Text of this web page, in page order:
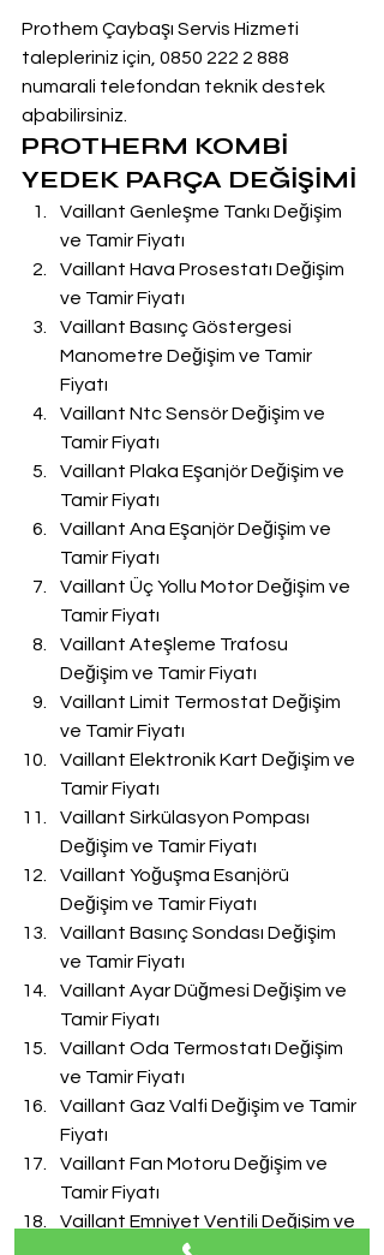
Prothem Çaybaşı Servis Hizmeti
talepleriniz için, 0850 222 2 888
numarali telefondan teknik destek
aþabilirsiniz.
PROTHERM KOMBİ
YEDEK PARÇA DEĞİŞİMİ
Vaillant Genleşme Tankı Değişim
ve Tamir Fiyatı
Vaillant Hava Prosestatı Değişim
ve Tamir Fiyatı
Vaillant Basınç Göstergesi
Manometre Değişim ve Tamir
Fiyatı
Vaillant Ntc Sensör Değişim ve
Tamir Fiyatı
Vaillant Plaka Eşanjör Değişim ve
Tamir Fiyatı
Vaillant Ana Eşanjör Değişim ve
Tamir Fiyatı
Vaillant Üç Yollu Motor Değişim ve
Tamir Fiyatı
Vaillant Ateşleme Trafosu
Değişim ve Tamir Fiyatı
Vaillant Limit Termostat Değişim
ve Tamir Fiyatı
Vaillant Elektronik Kart Değişim ve
Tamir Fiyatı
Vaillant Sirkülasyon Pompası
Değişim ve Tamir Fiyatı
Vaillant Yoğuşma Esanjörü
Değişim ve Tamir Fiyatı
Vaillant Basınç Sondası Değişim
ve Tamir Fiyatı
Vaillant Ayar Düğmesi Değişim ve
Tamir Fiyatı
Vaillant Oda Termostatı Değişim
ve Tamir Fiyatı
Vaillant Gaz Valfi Değişim ve Tamir
Fiyatı
Vaillant Fan Motoru Değişim ve
Tamir Fiyatı
Vaillant Emniyet Ventili Değişim ve